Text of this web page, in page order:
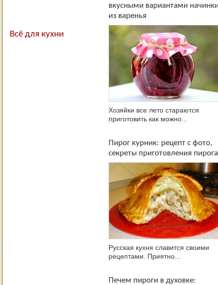
вкусными вариантами
из варенья
Хозяйки все лето стараются
приготовить как можно...
Пирог курник: рецепт с фото,
секреты приготовления пирога
Русская кухня славится своими
рецептами. Приятно...
Печем пироги в духовке:
Всё для кухни